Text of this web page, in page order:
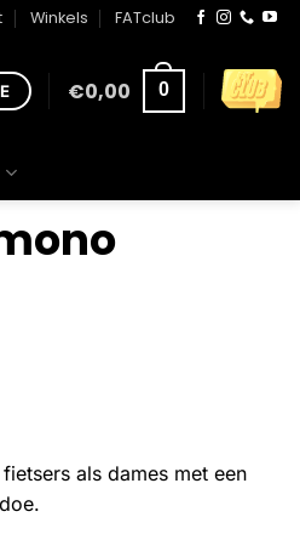
Winkels FATclub
€0,00 0
als dames met een